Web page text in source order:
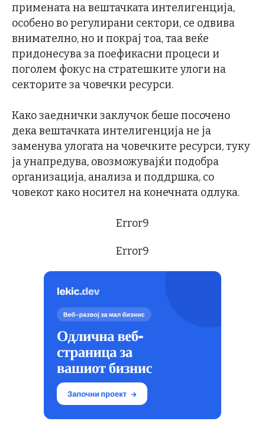
примената на вештачката интелигенција,
особено во регулирани сектори, се одвива
внимателно, но и покрај тоа, таа веќе
придонесува за поефикасни процеси и
поголем фокус на стратешките улоги на
секторите за човечки ресурси.
Како заеднички заклучок беше посочено
дека вештачката интелигенција не ја
заменува улогата на човечките ресурси, туку
ја унапредува, овозможувајќи подобра
организација, анализа и поддршка, со
човекот како носител на конечната одлука.
Error9
Error9